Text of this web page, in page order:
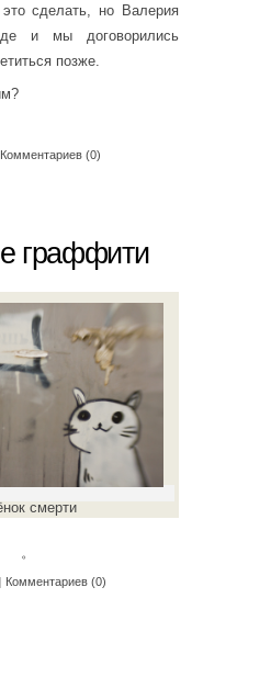
сделать, но Валерия
и мы договорились
позже.
Комментариев (0)
граффити
смерти
。
| Комментариев (0)